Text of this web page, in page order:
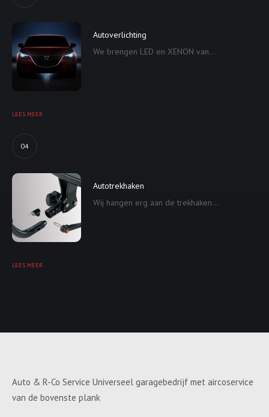
Autoverlichting
We brengen LED en XENON van...
LEES MEER
04
Autotrekhaken
Wij hangen erg aan de trekhaken...
LEES MEER
Auto & R-Co Service Universeel garagebedrijf met aircoservice
van de bovenste plank